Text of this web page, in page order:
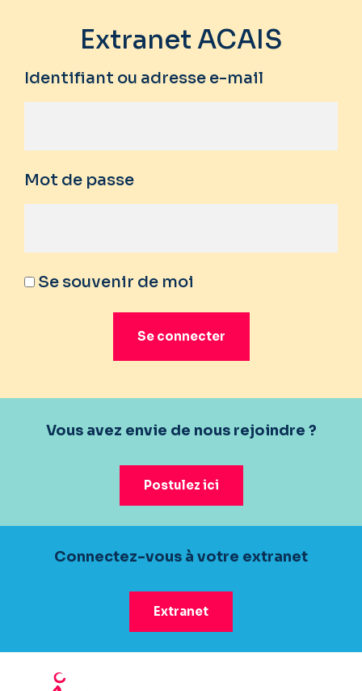
Extranet ACAIS
Identifiant ou adresse e-mail
Mot de passe
Se souvenir de moi
Vous avez envie de nous rejoindre ?
Postulez ici
Connectez-vous à votre extranet
Extranet